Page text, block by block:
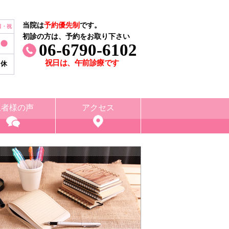
・祝
休
当院は予約優先制です。
初診の方は、予約をお取り下さい
06-6790-6102
祝日は、午前診療です
様の声 アクセス